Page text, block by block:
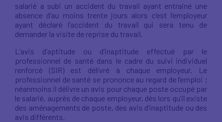
salarié a subi un accident du travail ayant entrainé une
absence d’au moins trente jours alors c’est l’employeur
ayant déclaré l’accident du travail qui sera tenu de
demander la visite de reprise du travail.
L’avis d’aptitude ou d’inaptitude effectué par le
professionnel de santé dans le cadre du suivi individuel
renforcé (SIR) est délivré à chaque employeur. Le
professionnel de santé se prononce au regard de l’emploi ;
néanmoins il délivre un avis pour chaque poste occupé par
le salarié, auprès de chaque employeur, dès lors qu’il existe
des aménagements de poste, des avis d’inaptitude ou des
avis différents.